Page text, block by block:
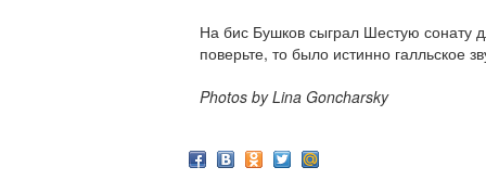
На бис Бушков сыграл Шестую сонату
поверьте, то было истинно галльское
Photos by Lina Goncharsky